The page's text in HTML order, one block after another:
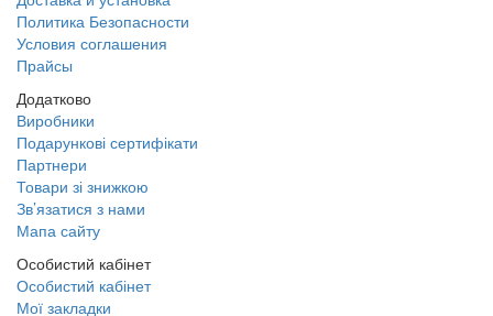
Политика Безопасности
Условия соглашения
Прайсы
Додатково
Виробники
Подарункові сертифікати
Партнери
Товари зі знижкою
Зв’язатися з нами
Мапа сайту
Особистий кабінет
Особистий кабінет
Мої закладки